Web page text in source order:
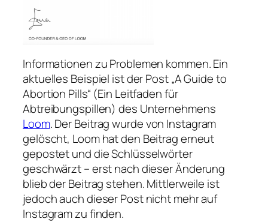
Informationen zu Problemen kommen. Ein
aktuelles Beispiel ist der Post „A Guide to
Abortion Pills“ (Ein Leitfaden für
Abtreibungspillen) des Unternehmens
Loom. Der Beitrag wurde von Instagram
gelöscht, Loom hat den Beitrag erneut
gepostet und die Schlüsselwörter
geschwärzt – erst nach dieser Änderung
blieb der Beitrag stehen. Mittlerweile ist
jedoch auch dieser Post nicht mehr auf
Instagram zu finden.